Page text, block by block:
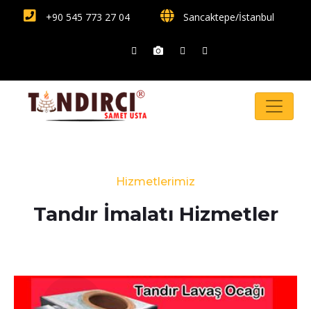
+90 545 773 27 04 Sancaktepe/İstanbul
Hizmetlerimiz
Tandır İmalatı Hizmetler